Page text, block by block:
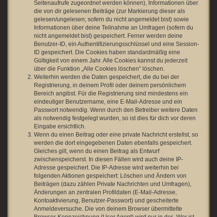
Seitenaufrufe zugeordnet werden können), Informationen über
die von dir gelesenen Beiträge (zur Markierung dieser als
gelesen/ungelesen; sofern du nicht angemeldet bist) sowie
Informationen über deine Teilnahme an Umfragen (sofern du
nicht angemeldet bist) gespeichert. Ferner werden deine
Benutzer-ID, ein Authentifizierungsschlüssel und eine Session-
ID gespeichert. Die Cookies haben standardmäßig eine
Gültigkeit von einem Jahr. Alle Cookies kannst du jederzeit
über die Funktion „Alle Cookies löschen“ löschen.
Weiterhin werden die Daten gespeichert, die du bei der
Registrierung, in deinem Profil oder deinem persönlichem
Bereich angibst. Für die Registrierung sind mindestens ein
eindeutiger Benutzername, eine E-Mail-Adresse und ein
Passwort notwendig. Wenn durch den Betreiber weitere Daten
als notwendig festgelegt wurden, so ist dies für dich vor deren
Eingabe ersichtlich.
Wenn du einen Beitrag oder eine private Nachricht erstellst, so
werden die dort eingegebenen Daten ebenfalls gespeichert.
Gleiches gilt, wenn du einen Beitrag als Entwurf
zwischenspeicherst. In diesen Fällen wird auch deine IP-
Adresse gespeichert. Die IP-Adresse wird weiterhin bei
folgenden Aktionen gespeichert: Löschen und Ändern von
Beiträgen (dazu zählen Private Nachrichten und Umfragen),
Änderungen an zentralen Profildaten (E-Mail-Adresse,
Kontoaktivierung, Benutzer-Passwort) und gescheiterte
Anmeldeversuche. Die von deinem Browser übermittelte